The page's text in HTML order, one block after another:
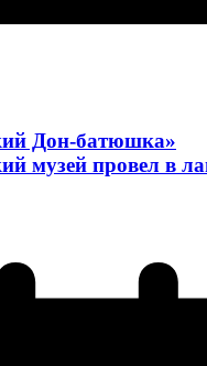
Дон-батюшка»
музей провел в